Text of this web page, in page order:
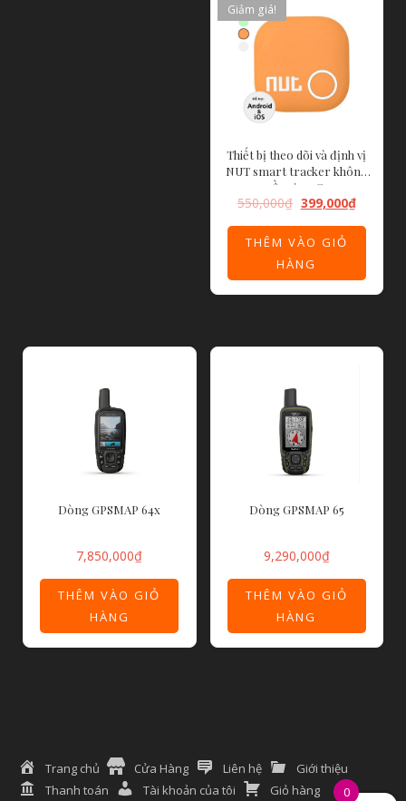
Giảm giá!
Thiết bị theo dõi và định vị
NUT smart tracker không
cần sim 3G.
550,000₫ 399,000₫
THÊM VÀO GIỎ
HÀNG
Dòng GPSMAP 64x
7,850,000₫
THÊM VÀO GIỎ
HÀNG
Dòng GPSMAP 65
9,290,000₫
THÊM VÀO GIỎ
HÀNG
Trang chủ Cửa Hàng Liên hệ
Giới thiệu
Thanh toán
Tài khoản của tôi Giỏ hàng 0